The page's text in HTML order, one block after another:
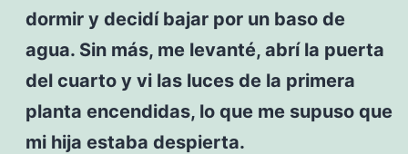
dormir y decidí bajar por un baso de
agua. Sin más, me levanté, abrí la puerta
del cuarto y vi las luces de la primera
planta encendidas, lo que me supuso que
mi hija estaba despierta.